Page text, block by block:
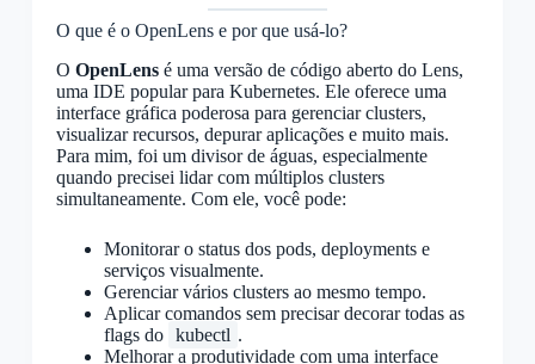
O que é o OpenLens e por que usá-lo?
O OpenLensé uma versão de código aberto do Lens,
uma IDE popular para Kubernetes. Ele oferece uma
interface gráfica poderosa para gerenciar clusters,
visualizar recursos, depurar aplicações e muito mais.
Para mim, foi um divisor de águas, especialmente
quando precisei lidar com múltiplos clusters
simultaneamente. Com ele, você pode:
Monitorar o status dos pods, deployments e
serviços visualmente.
Gerenciar vários clusters ao mesmo tempo.
Aplicar comandos sem precisar decorar todas as
flags do kubectl .
Melhorar a produtividade com uma interface